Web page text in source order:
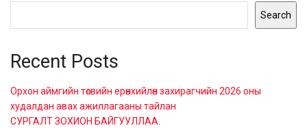
Search
Recent Posts
Орхон аймгийн төсвийн ерөнхийлөн захирагчийн 2026 оны
худалдан авах ажиллагааны тайлан
СУРГАЛТ ЗОХИОН БАЙГУУЛЛАА.